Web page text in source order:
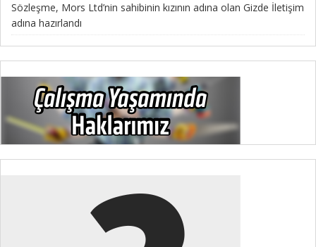
Sözleşme, Mors Ltd’nin sahibinin kızının adına olan Gizde İletişim
adına hazırlandı